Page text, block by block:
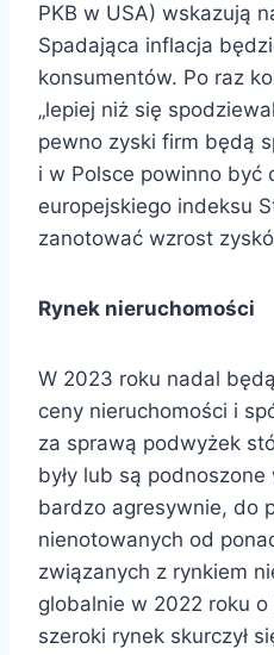
PKB w USA) wskazują
Spadająca inflacja
konsumentów. Po raz
„lepiej niż się
pewno zyski firm będą
i w Polsce powinno być
europejskiego indeksu
zanotować wzrost
Rynek nieruchomości
W 2023 roku nadal
ceny nieruchomości i
za sprawą podwyżek
były lub są
bardzo agresywnie, do
nienotowanych od
związanych z rynkiem
globalnie w 2022 roku
szeroki rynek skurczył